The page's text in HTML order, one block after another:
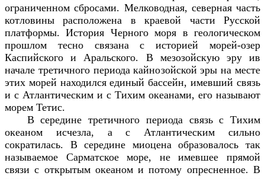
ограниченном сбросами. Мелководная, северная часть
котловины расположена в краевой части Русской
платформы. История Черного моря в геологическом
прошлом тесно связана с историей морей-озер
Каспийского и Аральского. В мезозойскую эру ив
начале третичного периода кайнозойской эры на месте
этих морей находился единый бассейн, имевший связь
и с Атлантическим и с Тихим океанами, его называют
морем Тетис.
В середине третичного периода связь с Тихим
океаном исчезла, а с Атлантическим сильно
сократилась. В середине миоцена образовалось так
называемое Сарматское море, не имевшее прямой
связи с открытым океаном и потому опресненное. В